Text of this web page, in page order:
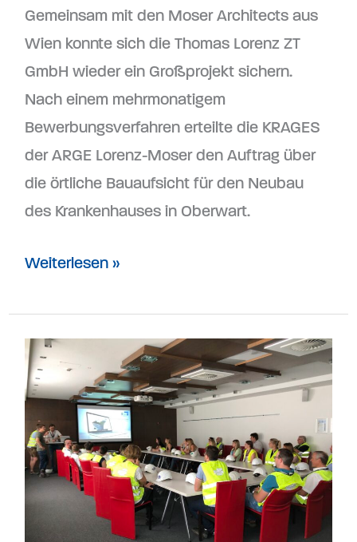
Gemeinsam mit den Moser Architects aus
Wien konnte sich die Thomas Lorenz ZT
GmbH wieder ein Großprojekt sichern.
Nach einem mehrmonatigem
Bewerbungsverfahren erteilte die KRAGES
der ARGE Lorenz-Moser den Auftrag über
die örtliche Bauaufsicht für den Neubau
des Krankenhauses in Oberwart.
Weiterlesen »
Baustellenausflug
2018